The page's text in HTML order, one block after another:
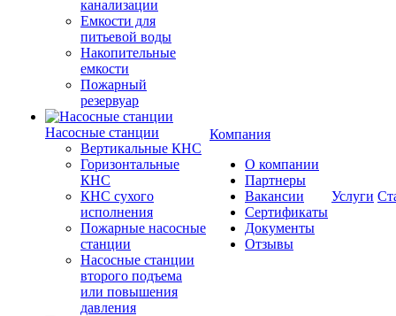
канализации
Емкости для
питьевой воды
Накопительные
емкости
Пожарный
резервуар
Насосные станции
Вертикальные КНС
Горизонтальные
КНС
КНС сухого
исполнения
Пожарные насосные
станции
Насосные cтанции
второго подъема
или повышения
давления
Компания
О компании
Партнеры
Вакансии
Сертификаты
Документы
Отзывы
Услуги